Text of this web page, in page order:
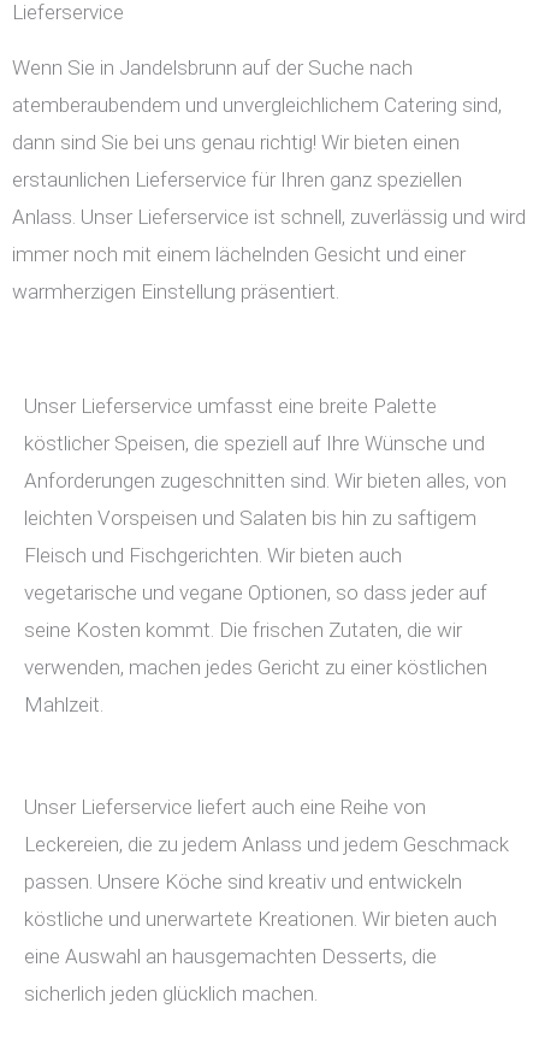
Lieferservice
Wenn Sie in Jandelsbrunn auf der Suche nach
atemberaubendem und unvergleichlichem Catering sind,
dann sind Sie bei uns genau richtig! Wir bieten einen
erstaunlichen Lieferservice für Ihren ganz speziellen
Anlass. Unser Lieferservice ist schnell, zuverlässig und wird
immer noch mit einem lächelnden Gesicht und einer
warmherzigen Einstellung präsentiert.
Unser Lieferservice umfasst eine breite Palette
köstlicher Speisen, die speziell auf Ihre Wünsche und
Anforderungen zugeschnitten sind. Wir bieten alles, von
leichten Vorspeisen und Salaten bis hin zu saftigem
Fleisch und Fischgerichten. Wir bieten auch
vegetarische und vegane Optionen, so dass jeder auf
seine Kosten kommt. Die frischen Zutaten, die wir
verwenden, machen jedes Gericht zu einer köstlichen
Mahlzeit.
Unser Lieferservice liefert auch eine Reihe von
Leckereien, die zu jedem Anlass und jedem Geschmack
passen. Unsere Köche sind kreativ und entwickeln
köstliche und unerwartete Kreationen. Wir bieten auch
eine Auswahl an hausgemachten Desserts, die
sicherlich jeden glücklich machen.